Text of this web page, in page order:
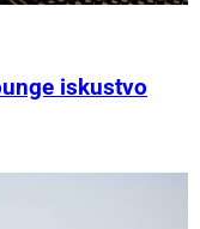
iskustvo